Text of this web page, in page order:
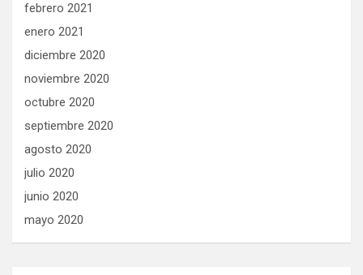
febrero 2021
enero 2021
diciembre 2020
noviembre 2020
octubre 2020
septiembre 2020
agosto 2020
julio 2020
junio 2020
mayo 2020